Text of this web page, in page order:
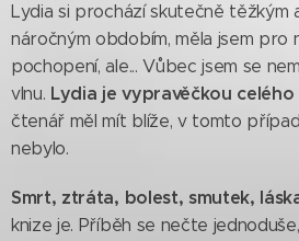
Lydia si prochází skutečně těžkým
náročným obdobím, měla jsem pro
pochopení, ale... Vůbec jsem se
vlnu. Lydia je vypravěčkou
čtenář měl mít blíže, v tomto
nebylo.
Smrt, ztráta, bolest, smutek,
knize je. Příběh se nečte